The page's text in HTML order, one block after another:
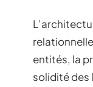
entités, la
solidité des